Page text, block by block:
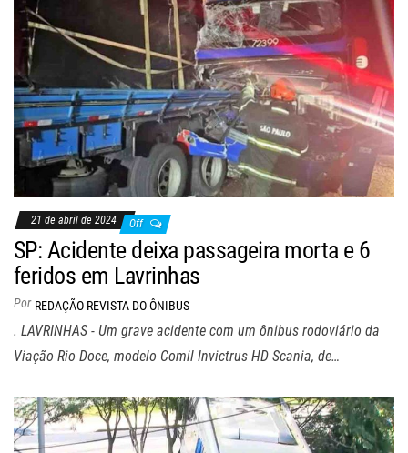
21 de abril de 2024 Off
SP: Acidente deixa passageira morta e 6
feridos em Lavrinhas
Por REDAÇÃO REVISTA DO ÔNIBUS
. LAVRINHAS - Um grave acidente com um ônibus rodoviário da
Viação Rio Doce, modelo Comil Invictrus HD Scania, de…